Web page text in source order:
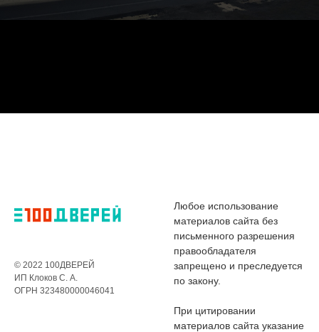
© 2022 100ДВЕРЕЙ
ИП Клоков С. А.
ОГРН 323480000046041
Любое использование
материалов сайта без
письменного разрешения
правообладателя
запрещено и преследуется
по закону.
При цитировании
материалов сайта указание